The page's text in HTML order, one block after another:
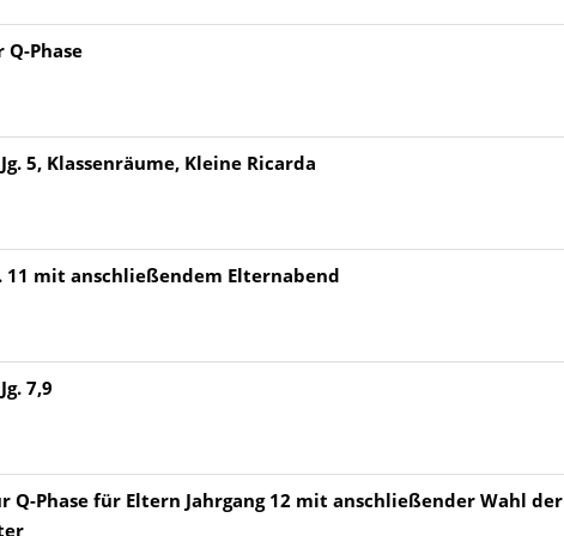
Q-Phase
5, Klassenräume, Kleine Ricarda
11 mit anschließendem Elternabend
7,9
Q-Phase für Eltern Jahrgang 12 mit anschließender Wahl der